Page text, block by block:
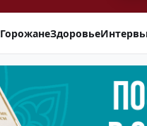
ГорожанеЗдоровье